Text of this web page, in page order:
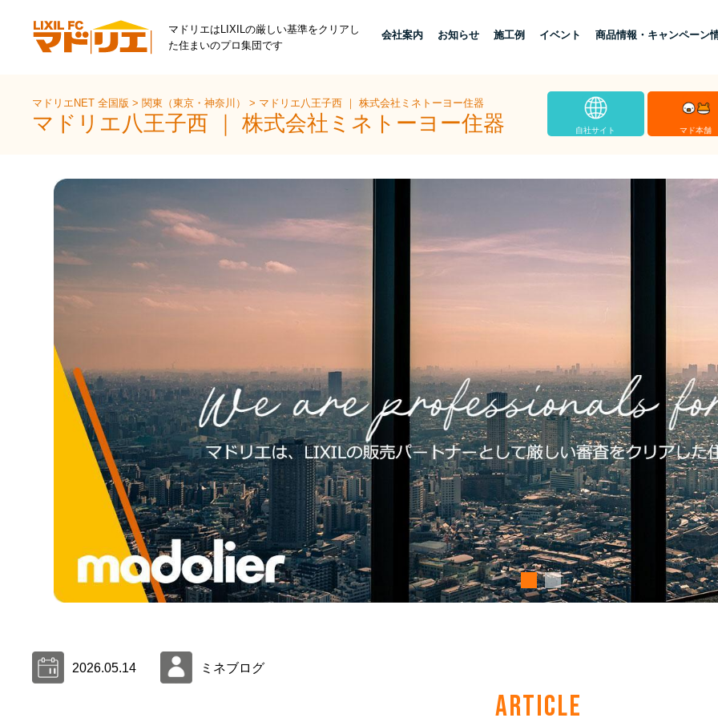
マドリエはLIXILの厳しい基準をクリアし
た住まいのプロ集団です
会社案内 お知らせ 施工例 イベント 商品情報・キャンペーン
マドリエNET 全国版>関東（東京・神奈川）> マドリエ八王子西 ｜ 株式会社ミネトーヨー住器
マドリエ八王子西 ｜ 株式会社ミネトーヨー住器 自社サイト マド本舗
2026.05.14 ミネブログ
ARTICLE